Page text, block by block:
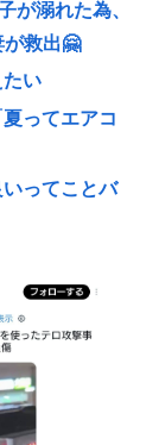
が溺れた為、
救出🤗
い
ってエアコ
ってことバ
ち込めばい
出処が不明
。